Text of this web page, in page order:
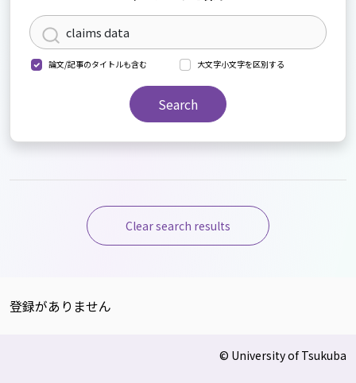
論文/記事のタイトルも含む 大文字小文字を区別する
Search
Clear search results
登録がありません
© University of Tsukuba